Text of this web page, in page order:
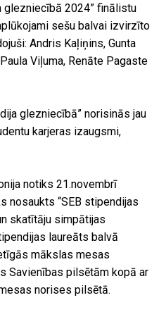
glezniecībā 2024” finālistu
sešu balvai izvirzīto
Andris Kaļiņins, Gunta
Viļuma, Renāte Pagaste
glezniecībā” norisinās jau
karjeras izaugsmi,
notiks 21.novembrī
nosaukts “SEB stipendijas
skatītāju simpātijas
laureāts balvā
mākslas mesas
Savienības pilsētām kopā ar
norises pilsētā.